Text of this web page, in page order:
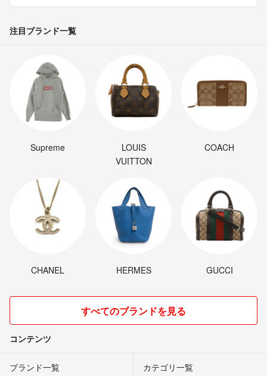
注目ブランド一覧
Supreme
LOUIS
VUITTON
COACH
CHANEL HERMES GUCCI
すべてのブランドを見る
コンテンツ
ブランド一覧 カテゴリ一覧